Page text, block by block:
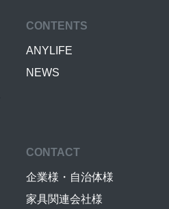
CONTENTS
ANYLIFE
NEWS
CONTACT
企業様・自治体様
家具関連会社様